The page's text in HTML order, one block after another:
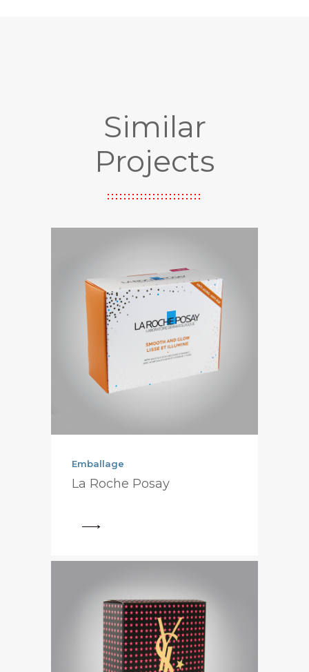
Similar
Projects
Emballage
La Roche Posay